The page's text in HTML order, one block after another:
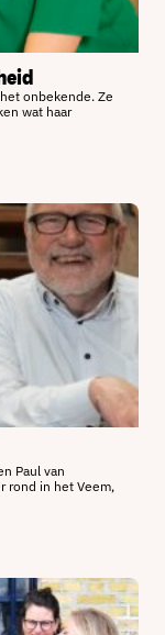
onbekende. Ze
wat haar
Paul van
rond in het Veem,